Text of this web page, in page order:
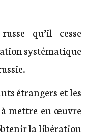
qu’il cesse
systématique
étrangers et les
mettre en œuvre
la libération